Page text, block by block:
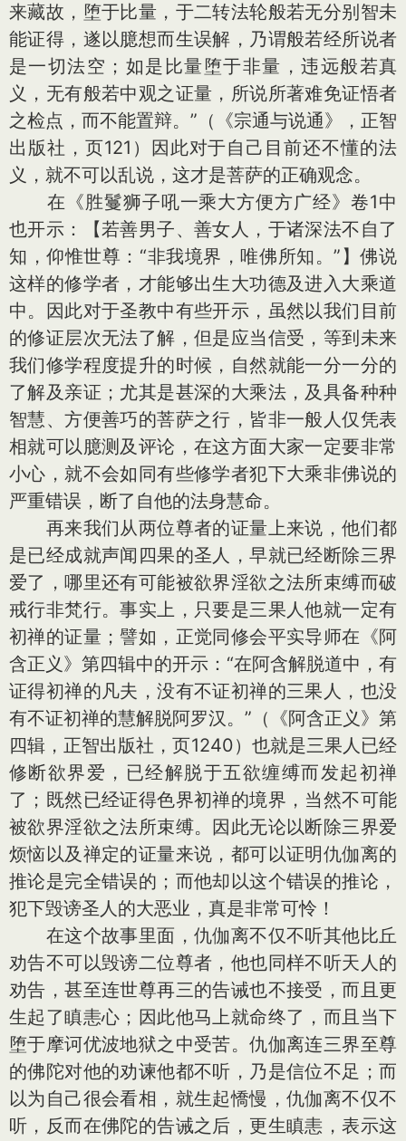
来藏故，堕于比量，于二转法轮般若无分别智未
能证得，遂以臆想而生误解，乃谓般若经所说者
是一切法空；如是比量堕于非量，违远般若真
义，无有般若中观之证量，所说所著难免证悟者
之检点，而不能置辩。”（《宗通与说通》，正智
出版社，页121）因此对于自己目前还不懂的法
义，就不可以乱说，这才是菩萨的正确观念。
在《胜鬘狮子吼一乘大方便方广经》卷1中
也开示：【若善男子、善女人，于诸深法不自了
知，仰惟世尊：“非我境界，唯佛所知。”】佛说
这样的修学者，才能够出生大功德及进入大乘道
中。因此对于圣教中有些开示，虽然以我们目前
的修证层次无法了解，但是应当信受，等到未来
我们修学程度提升的时候，自然就能一分一分的
了解及亲证；尤其是甚深的大乘法，及具备种种
智慧、方便善巧的菩萨之行，皆非一般人仅凭表
相就可以臆测及评论，在这方面大家一定要非常
小心，就不会如同有些修学者犯下大乘非佛说的
严重错误，断了自他的法身慧命。
再来我们从两位尊者的证量上来说，他们都
是已经成就声闻四果的圣人，早就已经断除三界
爱了，哪里还有可能被欲界淫欲之法所束缚而破
戒行非梵行。事实上，只要是三果人他就一定有
初禅的证量；譬如，正觉同修会平实导师在《阿
含正义》第四辑中的开示：“在阿含解脱道中，有
证得初禅的凡夫，没有不证初禅的三果人，也没
有不证初禅的慧解脱阿罗汉。”（《阿含正义》第
四辑，正智出版社，页1240）也就是三果人已经
修断欲界爱，已经解脱于五欲缠缚而发起初禅
了；既然已经证得色界初禅的境界，当然不可能
被欲界淫欲之法所束缚。因此无论以断除三界爱
烦恼以及禅定的证量来说，都可以证明仇伽离的
推论是完全错误的；而他却以这个错误的推论，
犯下毁谤圣人的大恶业，真是非常可怜！
在这个故事里面，仇伽离不仅不听其他比丘
劝告不可以毁谤二位尊者，他也同样不听天人的
劝告，甚至连世尊再三的告诫也不接受，而且更
生起了瞋恚心；因此他马上就命终了，而且当下
堕于摩诃优波地狱之中受苦。仇伽离连三界至尊
的佛陀对他的劝谏他都不听，乃是信位不足；而
以为自己很会看相，就生起憍慢，仇伽离不仅不
听，反而在佛陀的告诫之后，更生瞋恚，表示这